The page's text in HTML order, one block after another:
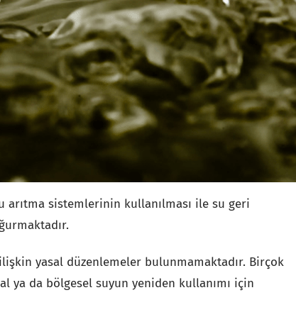
sistemlerinin kullanılması ile su geri
yasal düzenlemeler bulunmamaktadır. Birçok
ya da bölgesel suyun yeniden kullanımı için